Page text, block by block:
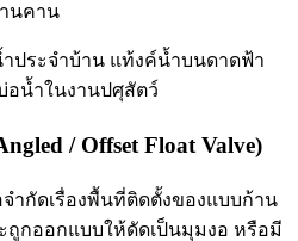
นคาน
ประจำบ้าน แท้งค์น้ำบนดาดฟ้า
อน้ำในงานปศุสัตว์
/ Offset Float Valve)
กัดเรื่องพื้นที่ติดตั้งของแบบก้าน
ถูกออกแบบให้ดัดเป็นมุมงอ หรือมี